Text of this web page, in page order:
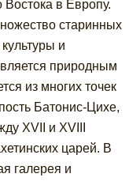
в Европу.
старинных
и
природным
из многих точек
Батонис-Цихе,
XVII и XVIII
царей. В
галерея и